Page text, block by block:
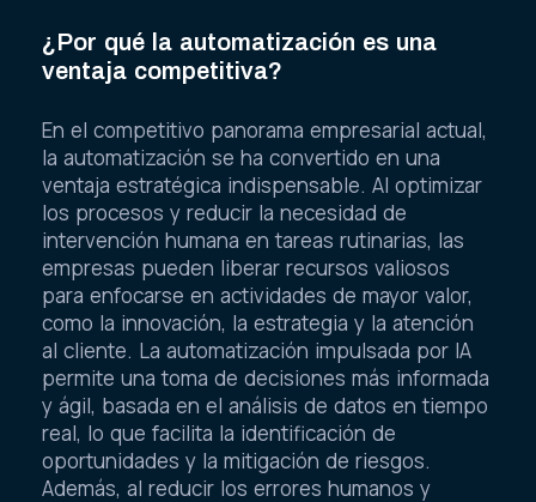
¿Por qué la automatización es una
ventaja competitiva?
En el competitivo panorama empresarial actual,
la automatización se ha convertido en una
ventaja estratégica indispensable. Al optimizar
los procesos y reducir la necesidad de
intervención humana en tareas rutinarias, las
empresas pueden liberar recursos valiosos
para enfocarse en actividades de mayor valor,
como la innovación, la estrategia y la atención
al cliente. La automatización impulsada por IA
permite una toma de decisiones más informada
y ágil, basada en el análisis de datos en tiempo
real, lo que facilita la identificación de
oportunidades y la mitigación de riesgos.
Además, al reducir los errores humanos y